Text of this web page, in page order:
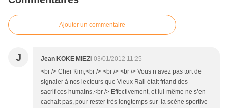
Ajouter un commentaire
J Jean KOKE MIEZI 03/01/2012 11:25
<br /> Cher Kim,<br /> <br /> <br /> Vous n’avez pas tort de
signaler à nos lecteurs que Vieux Rail était friand des
sacrifices humains.<br /> Effectivement, et lui-même ne s’en
cachait pas, pour rester très longtemps sur la scène sportive